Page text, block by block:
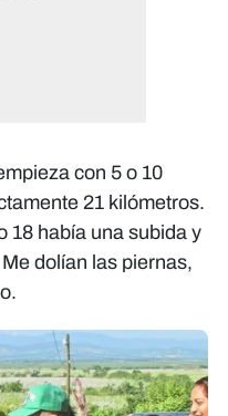
con 5 o 10
21 kilómetros.
18 había una subida y
dolían las piernas,